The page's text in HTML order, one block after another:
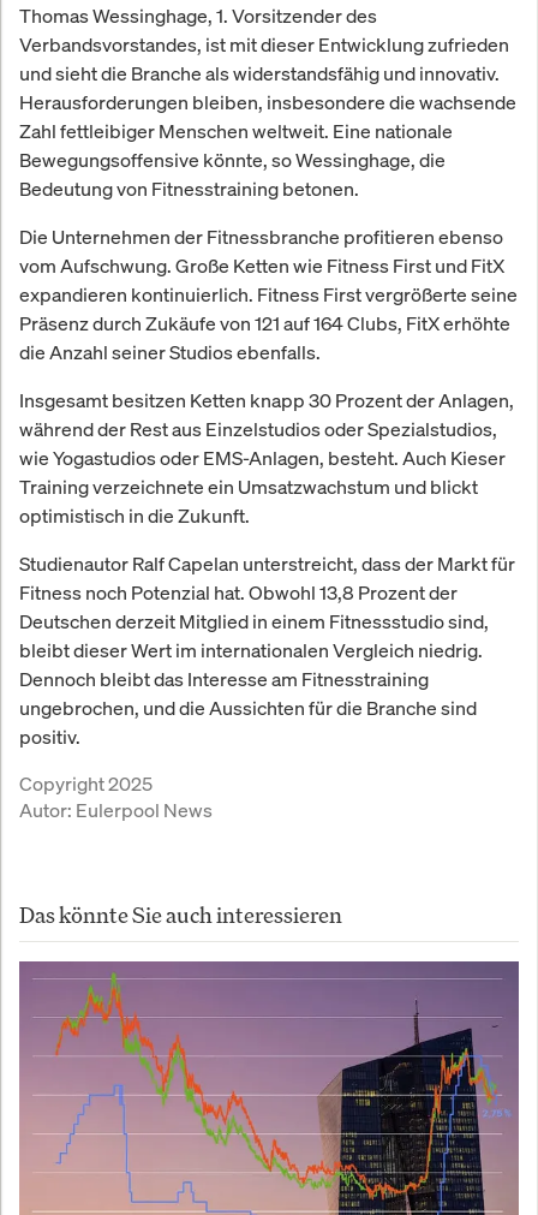
Thomas Wessinghage, 1. Vorsitzender des
Verbandsvorstandes, ist mit dieser Entwicklung zufrieden
und sieht die Branche als widerstandsfähig und innovativ.
Herausforderungen bleiben, insbesondere die wachsende
Zahl fettleibiger Menschen weltweit. Eine nationale
Bewegungsoffensive könnte, so Wessinghage, die
Bedeutung von Fitnesstraining betonen.
Die Unternehmen der Fitnessbranche profitieren ebenso
vom Aufschwung. Große Ketten wie Fitness First und FitX
expandieren kontinuierlich. Fitness First vergrößerte seine
Präsenz durch Zukäufe von 121 auf 164 Clubs, FitX erhöhte
die Anzahl seiner Studios ebenfalls.
Insgesamt besitzen Ketten knapp 30 Prozent der Anlagen,
während der Rest aus Einzelstudios oder Spezialstudios,
wie Yogastudios oder EMS-Anlagen, besteht. Auch Kieser
Training verzeichnete ein Umsatzwachstum und blickt
optimistisch in die Zukunft.
Studienautor Ralf Capelan unterstreicht, dass der Markt für
Fitness noch Potenzial hat. Obwohl 13,8 Prozent der
Deutschen derzeit Mitglied in einem Fitnessstudio sind,
bleibt dieser Wert im internationalen Vergleich niedrig.
Dennoch bleibt das Interesse am Fitnesstraining
ungebrochen, und die Aussichten für die Branche sind
positiv.
Copyright 2025
Autor: Eulerpool News
Das könnte Sie auch interessieren